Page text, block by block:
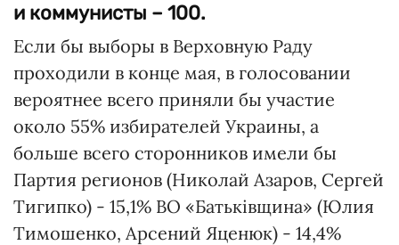
и коммунисты – 100.
Если бы выборы в Верховную Раду
проходили в конце мая, в голосовании
вероятнее всего приняли бы участие
около 55% избирателей Украины, а
больше всего сторонников имели бы
Партия регионов (Николай Азаров, Сергей
Тигипко) - 15,1% ВО «Батьківщина» (Юлия
Тимошенко, Арсений Яценюк) - 14,4%